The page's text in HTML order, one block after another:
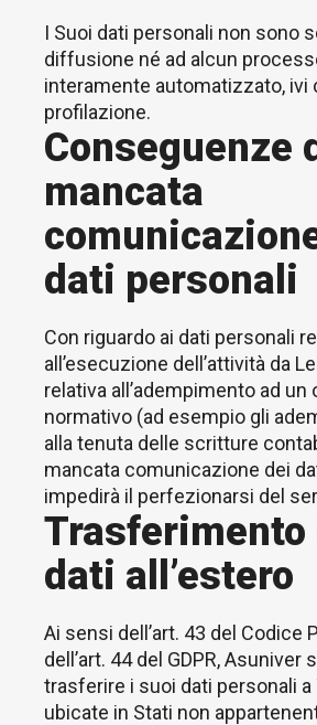
I Suoi dati personali non sono
diffusione né ad alcun
interamente automatizzato, ivi
profilazione.
Conseguenze
mancata
dati personali
Con riguardo ai dati personali
all’esecuzione dell’attività da
relativa all’adempimento ad un
normativo (ad esempio gli
alla tenuta delle scritture
mancata comunicazione dei
impedirà il perfezionarsi del
Trasferimento
dati all’estero
Ai sensi dell’art. 43 del Codice
dell’art. 44 del GDPR, Asuniver
trasferire i suoi dati personali a
ubicate in Stati non